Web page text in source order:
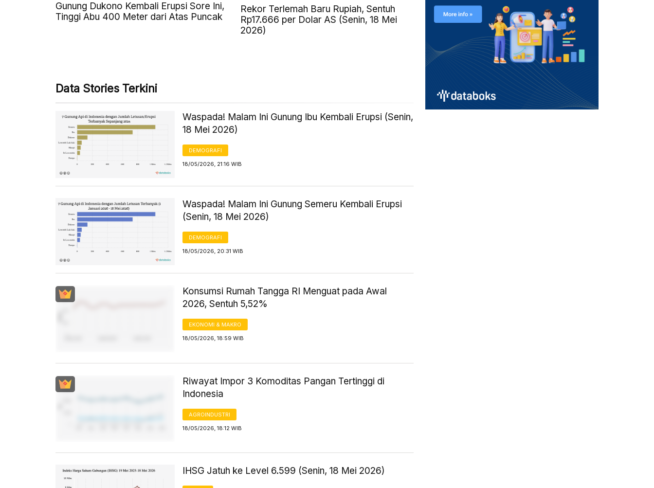
Gunung Dukono Kembali Erupsi Sore Ini,
Tinggi Abu 400 Meter dari Atas Puncak
Rekor Terlemah Baru Rupiah, Sentuh
Rp17.666 per Dolar AS (Senin, 18 Mei
2026)
Data Stories Terkini
Waspada! Malam Ini Gunung Ibu Kembali Erupsi (Senin,
18 Mei 2026)
DEMOGRAFI
18/05/2026, 21:16 WIB
Waspada! Malam Ini Gunung Semeru Kembali Erupsi
(Senin, 18 Mei 2026)
DEMOGRAFI
18/05/2026, 20:31 WIB
Konsumsi Rumah Tangga RI Menguat pada Awal
2026, Sentuh 5,52%
EKONOMI & MAKRO
18/05/2026, 18:59 WIB
Riwayat Impor 3 Komoditas Pangan Tertinggi di
Indonesia
AGROINDUSTRI
18/05/2026, 18:12 WIB
IHSG Jatuh ke Level 6.599 (Senin, 18 Mei 2026)